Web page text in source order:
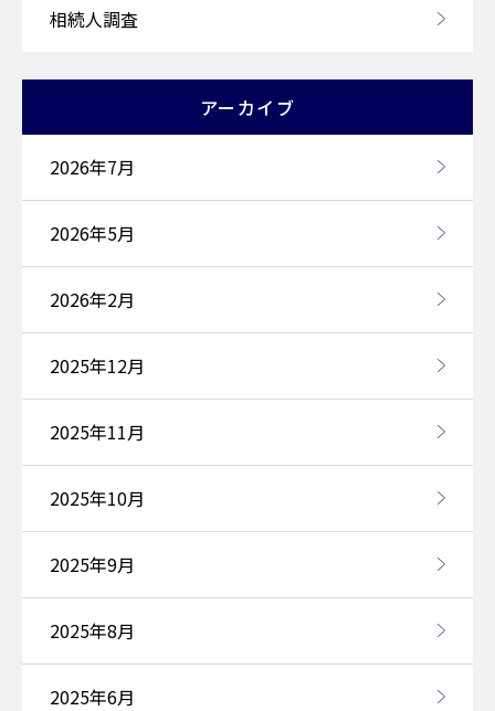
相続人調査
アーカイブ
2026年7月
2026年5月
2026年2月
2025年12月
2025年11月
2025年10月
2025年9月
2025年8月
2025年6月